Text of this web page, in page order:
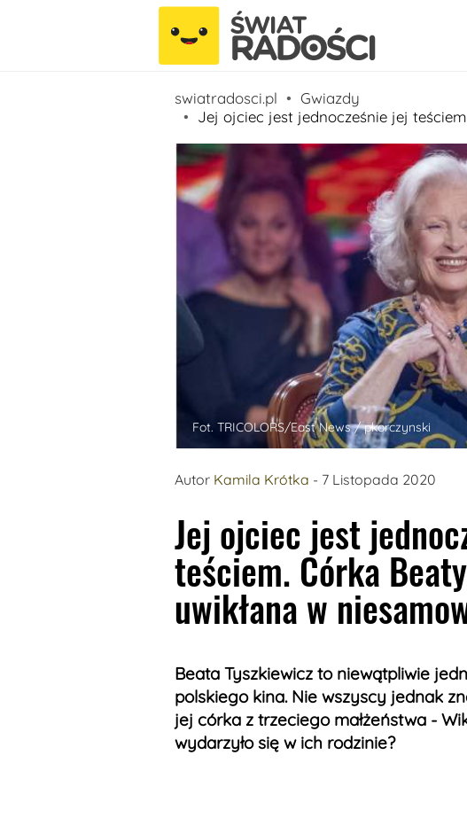
swiatradosci.pl
Gwiazdy
Jej ojciec jest jednocześnie jej
Fot. TRICOLORS/East News / pkorczynski
Autor Kamila Krótka - 7 Listopada 2020
Jej ojciec jest
teściem. Córka
uwikłana w
Beata Tyszkiewicz to niewątpliwie
polskiego kina. Nie wszyscy jednak
jej córka z trzeciego małżeństwa -
wydarzyło się w ich rodzinie?